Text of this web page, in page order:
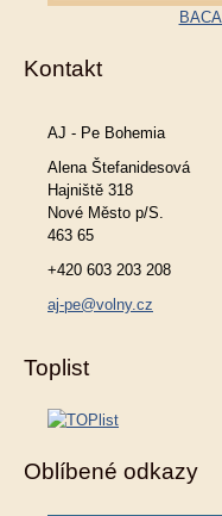
Kontakt
AJ - Pe Bohemia
Alena Štefanidesová
Hajniště 318
Nové Město p/S.
463 65
+420 603 203 208
aj-pe@volny.cz
Toplist
Oblíbené odkazy